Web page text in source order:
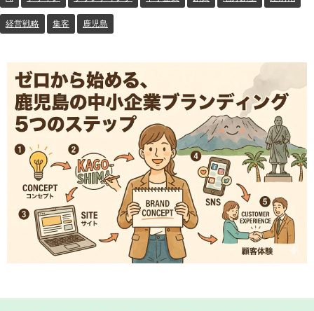
経営戦略 集客 鹿児島